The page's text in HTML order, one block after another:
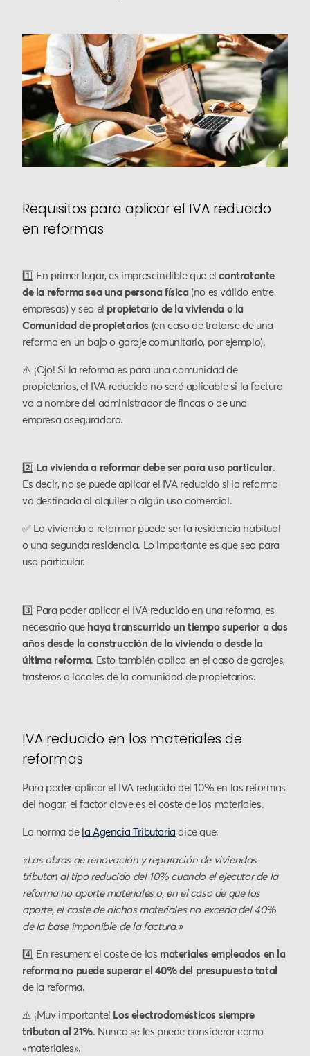
Requisitos para aplicar el IVA reducido
en reformas
1️⃣ En primer lugar, es imprescindible que elcontratante
de la reforma sea una persona física(no es válido entre
empresas) y sea el propietario de la vivienda o la
Comunidad de propietarios (en caso de tratarse de una
reforma en un bajo o garaje comunitario, por ejemplo).
⚠️ ¡Ojo! Si la reforma es para una comunidad de
propietarios, el IVA reducido no será aplicable si la factura
va a nombre del administrador de fincas o de una
empresa aseguradora.
2️⃣ La vivienda a reformar debe ser para uso particular.
Es decir, no se puede aplicar el IVA reducido si la reforma
va destinada al alquiler o algún uso comercial.
✅ La vivienda a reformar puede ser la residencia habitual
o una segunda residencia. Lo importante es que sea para
uso particular.
3️⃣ Para poder aplicar el IVA reducido en una reforma, es
necesario que haya transcurrido un tiempo superior a dos
años desde la construcción de la vivienda o desde la
última reforma. Esto también aplica en el caso de garajes,
trasteros o locales de la comunidad de propietarios.
IVA reducido en los materiales de
reformas
Para poder aplicar el IVA reducido del 10% en las reformas
del hogar, el factor clave es el coste de los materiales.
La norma de la Agencia Tributaria dice que:
«Las obras de renovación y reparación de viviendas
tributan al tipo reducido del 10% cuando el ejecutor de la
reforma no aporte materiales o, en el caso de que los
aporte, el coste de dichos materiales no exceda del 40%
de la base imponible de la factura.»
4️⃣ En resumen: el coste de los materiales empleados en la
reforma no puede superar el 40% del presupuesto total
de la reforma.
⚠️ ¡Muy importante! Los electrodomésticos siempre
tributan al 21%. Nunca se les puede considerar como
«materiales».